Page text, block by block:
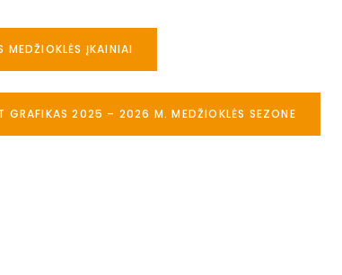
MEDŽIOKLĖS ĮKAINIAI
GRAFIKAS 2025 – 2026 M. MEDŽIOKLĖS SEZONE